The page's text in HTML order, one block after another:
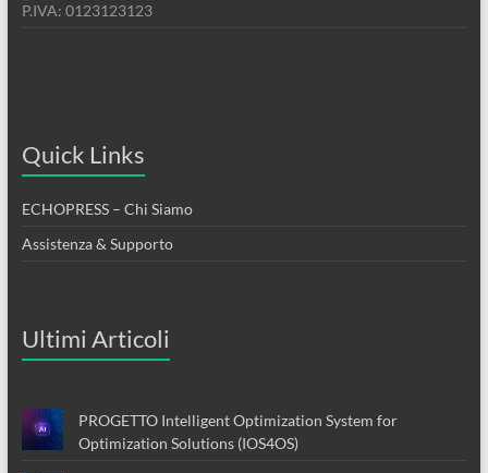
P.IVA: 0123123123
Quick Links
ECHOPRESS – Chi Siamo
Assistenza & Supporto
Ultimi Articoli
PROGETTO Intelligent Optimization System for
Optimization Solutions (IOS4OS)